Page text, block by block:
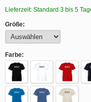
Lieferzeit: Standard 3 bis 5
Größe:
Farbe: